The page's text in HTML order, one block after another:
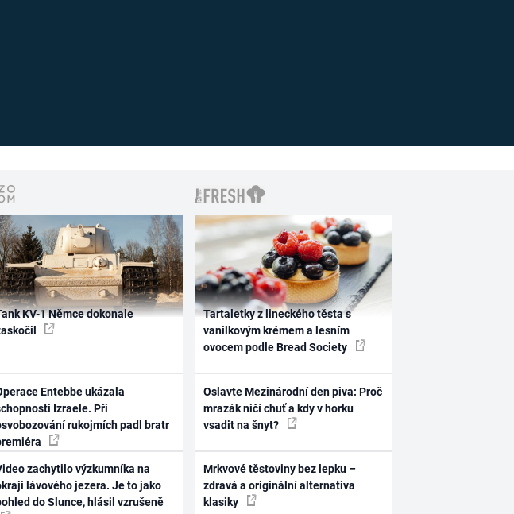
KV-1 Němce dokonale
Entebbe ukázala
Izraele. Při
rukojmích padl bratr
zachytilo výzkumníka na
lávového jezera. Je to jako
do Slunce, hlásil vzrušeně
Tartaletky z lineckého těsta s
vanilkovým krémem a lesním
ovocem podle Bread Society
Oslavte Mezinárodní den piva: Proč
mrazák ničí chuť a kdy v horku
vsadit na šnyt?
Mrkvové těstoviny bez lepku –
zdravá a originální alternativa
klasiky